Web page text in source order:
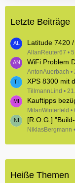
r
g
i
ä
g
e
e
e
i
t
r
ä
g
e
Letzte Beiträge
Latitude 7420
AllanReuter67
WiFi Problem
AntonAuerbach
XPS 8300 mit
TillmannLind
Kauftipps
MilanWinterfeld
[R.O.G.]
NiklasBergmann
Heiße Themen